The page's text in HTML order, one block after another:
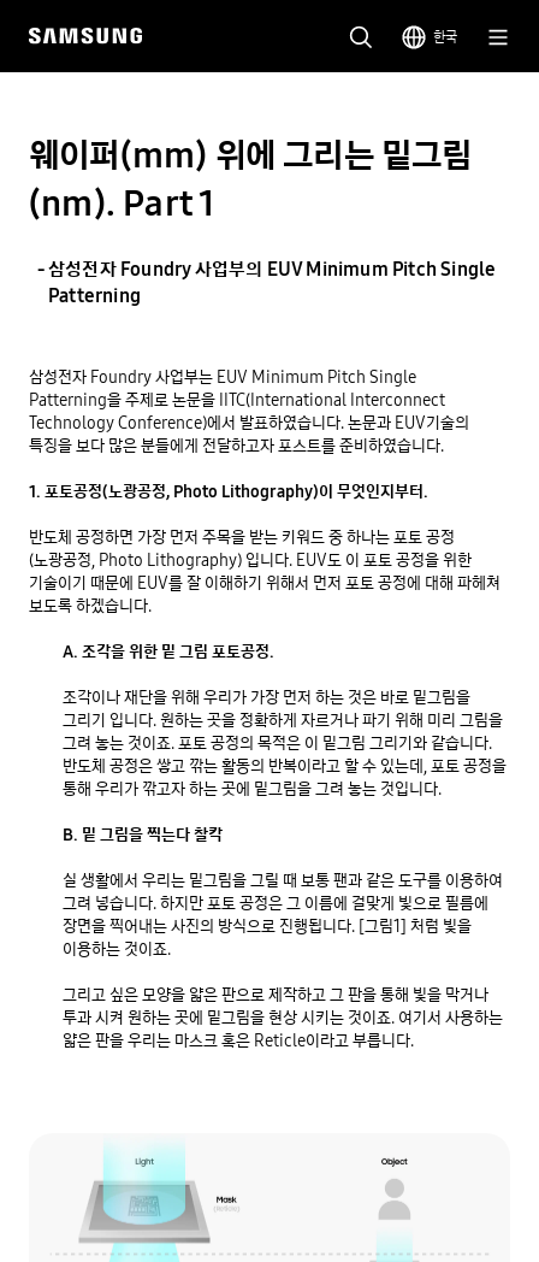
한국
웨이퍼(mm) 위에 그리는 밑그림
(nm). Part 1
삼성전자 Foundry 사업부의 EUV Minimum Pitch Single
Patterning
삼성전자 Foundry 사업부는 EUV Minimum Pitch Single
Patterning을 주제로 논문을 IITC(International Interconnect
Technology Conference)에서 발표하였습니다. 논문과 EUV기술의
특징을 보다 많은 분들에게 전달하고자 포스트를 준비하였습니다.
1. 포토공정(노광공정, Photo Lithography)이 무엇인지부터.
반도체 공정하면 가장 먼저 주목을 받는 키워드 중 하나는 포토 공정
(노광공정, Photo Lithography) 입니다. EUV도 이 포토 공정을 위한
기술이기 때문에 EUV를 잘 이해하기 위해서 먼저 포토 공정에 대해 파헤쳐
보도록 하겠습니다.
A. 조각을 위한 밑 그림 포토공정.
조각이나 재단을 위해 우리가 가장 먼저 하는 것은 바로 밑그림을
그리기 입니다. 원하는 곳을 정확하게 자르거나 파기 위해 미리 그림을
그려 놓는 것이죠. 포토 공정의 목적은 이 밑그림 그리기와 같습니다.
반도체 공정은 쌓고 깎는 활동의 반복이라고 할 수 있는데, 포토 공정을
통해 우리가 깎고자 하는 곳에 밑그림을 그려 놓는 것입니다.
B. 밑 그림을 찍는다 찰칵
실 생활에서 우리는 밑그림을 그릴 때 보통 팬과 같은 도구를 이용하여
그려 넣습니다. 하지만 포토 공정은 그 이름에 걸맞게 빛으로 필름에
장면을 찍어내는 사진의 방식으로 진행됩니다. [그림1] 처럼 빛을
이용하는 것이죠.
그리고 싶은 모양을 얇은 판으로 제작하고 그 판을 통해 빛을 막거나
투과 시켜 원하는 곳에 밑그림을 현상 시키는 것이죠. 여기서 사용하는
얇은 판을 우리는 마스크 혹은 Reticle이라고 부릅니다.